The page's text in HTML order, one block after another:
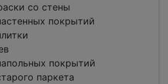
со стены
покрытий
покрытий
паркета